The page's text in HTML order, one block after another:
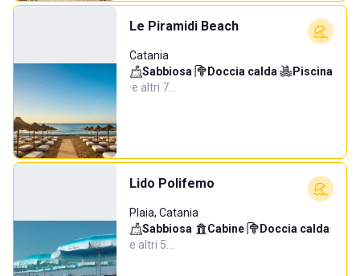
Le Piramidi Beach
Catania
Sabbiosa· Doccia calda·
Piscina
·e altri 7…
Lido Polifemo
Plaia, Catania
Sabbiosa· Cabine· Doccia calda·
e altri 5…